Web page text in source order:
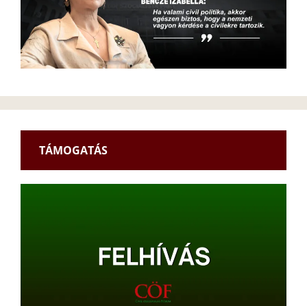
TÁMOGATÁS